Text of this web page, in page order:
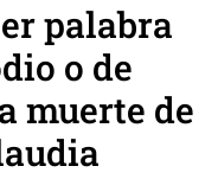
palabra
o de
muerte de